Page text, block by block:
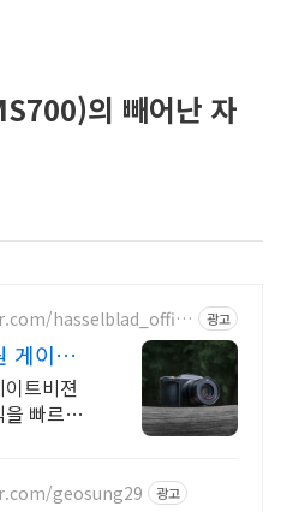
의 빼어난 자
hasselblad_offici
광고
게이트
트비젼
빠르게
geosung29 광고